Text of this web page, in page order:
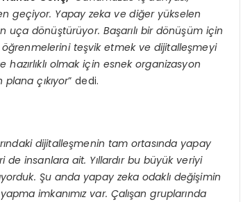
geçiyor. Yapay zeka ve diğer yükselen
dönüştürüyor. Başarılı bir dönüşüm için
öğrenmelerini teşvik etmek ve dijitalleşmeyi
olmak için esnek organizasyon
çıkıyor” dedi.
dijitalleşmenin tam ortasında yapay
insanlara ait. Yıllardır bu büyük veriyi
Şu anda yapay zeka odaklı değişimin
imkanımız var. Çalışan gruplarında